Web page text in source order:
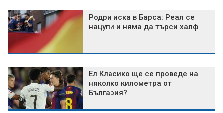
Родри иска в Барса: Реал се
нацупи и няма да търси халф
Ел Класико ще се проведе на
няколко километра от
България?